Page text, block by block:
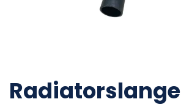
Radiatorslange